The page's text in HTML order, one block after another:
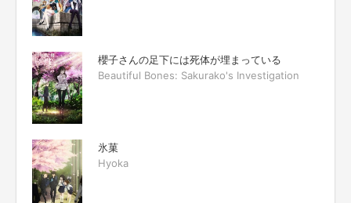
櫻子さんの足下には死体が埋まっている
Beautiful Bones: Sakurako's Investigation
氷菓
Hyoka